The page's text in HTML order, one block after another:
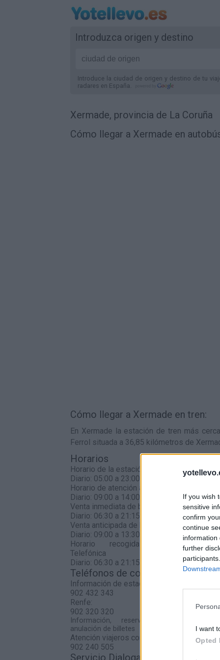
If you wish
sensitive
confirm
continue
information
further
I want
Opted
Introduzca origen y destino
Introduce la ciudad de origen y destino de tu
radares en España.
Xermade, provincia de La Coruña
Cómo llegar a Xermade en
Cómo llegar a Xermade en tren:
En Xermade la estación de tren más
Ferrol situada a 36,85 kilómetros de
Horarios
Horario de la estación
Diario: 05:00 a 23:00
Horario de atención al cliente
Diario: 09:00 a 14:00 y 16:00 a 19:00
Venta inmediata de billetes
Diario: 06:30 a 21:15
Venta anticipada de billetes
Diario: 09:00 a 13:30 y 15:00 a 19:00
Horario recogida Venta
Telefónica
Diario: 06:30 a 21:15
Teléfonos de contacto
Información de estaciones
902 432 343
Renfe:
902 320 320
Información, reserva, venta, cambio y
anulación de billetes
Atención viajeros con discapacidad
902 240 505
Servicio Dialoga: